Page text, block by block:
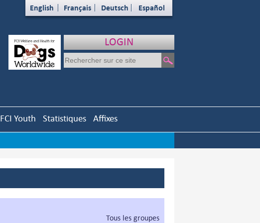
English Français Deutsch Español
LOGIN
FCI Youth Statistiques Affixes
Tous les groupes